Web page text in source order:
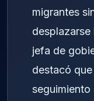
migrantes
jefa de
destacó
seguimiento